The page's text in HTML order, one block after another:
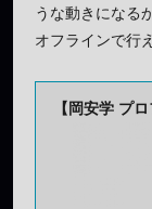
うな動きになる
オフラインで行
【岡安学 プロ